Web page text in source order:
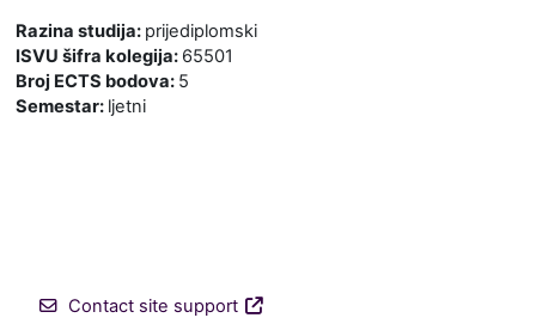
Razina studija: prijediplomski
ISVU šifra kolegija: 65501
Broj ECTS bodova: 5
Semestar: ljetni
Contact site support